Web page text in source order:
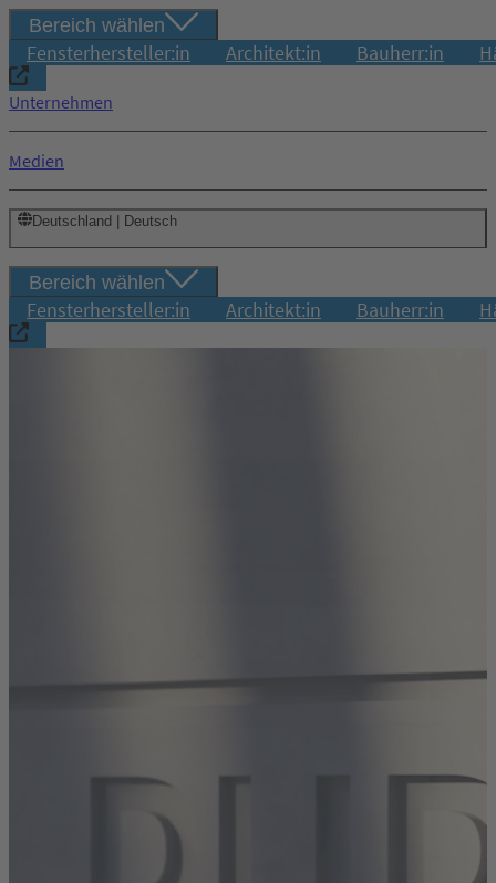
Bereich wählen
Fensterhersteller:in Architekt:in Bauherr:in
Unternehmen
Medien
Deutschland | Deutsch
Bereich wählen
Fensterhersteller:in Architekt:in Bauherr:in